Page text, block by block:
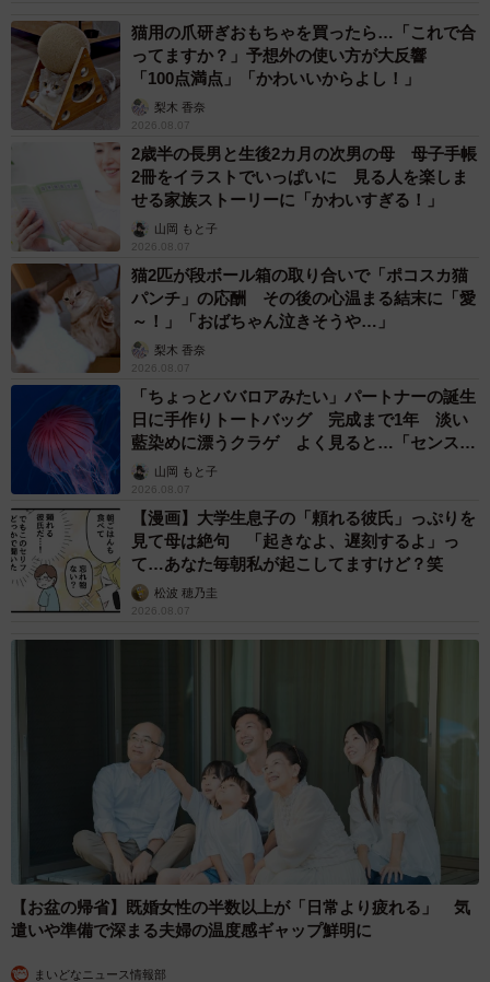
猫用の爪研ぎおもちゃを買ったら…「これで合
ってますか？」予想外の使い方が大反響
「100点満点」「かわいいからよし！」
梨木 香奈
2026.08.07
2歳半の長男と生後2カ月の次男の母 母子手帳
2冊をイラストでいっぱいに 見る人を楽しま
せる家族ストーリーに「かわいすぎる！」
山岡 もと子
2026.08.07
猫2匹が段ボール箱の取り合いで「ポコスカ猫
パンチ」の応酬 その後の心温まる結末に「愛
～！」「おばちゃん泣きそうや…」
梨木 香奈
2026.08.07
「ちょっとババロアみたい」パートナーの誕生
日に手作りトートバッグ 完成まで1年 淡い
藍染めに漂うクラゲ よく見ると…「センスす
ごい」山岡 もと子
2026.08.07
【漫画】大学生息子の「頼れる彼氏」っぷりを
見て母は絶句 「起きなよ、遅刻するよ」っ
て…あなた毎朝私が起こしてますけど？笑
松波 穂乃圭
2026.08.07
【お盆の帰省】既婚女性の半数以上が「日常より疲れる」 気
遣いや準備で深まる夫婦の温度感ギャップ鮮明に
まいどなニュース情報部